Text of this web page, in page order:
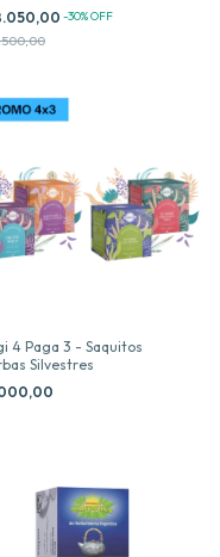
-30%OFF
4 Paga 3 - Saquitos
Silvestres